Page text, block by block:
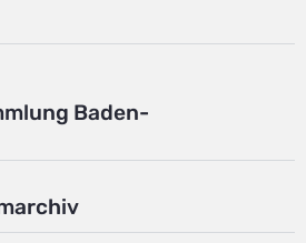
Baden-